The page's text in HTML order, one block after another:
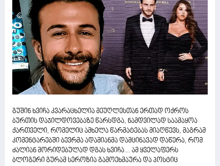
გუშინ ხვიჩა კვარაცხელია მეუღლესთან ერთად ოქროს
ბურთის დაჯილდოვებაზე წარსდგა, ნამდვილად საამაყოა
ქართველი, რომელიც ამხელა წარმატებას მიაღწევს, მაგრამ
კომენტარებში ბევრმა ადამიანმა დამცინავად დაწერა, რომ
ძალიან მორიდებულად დგას ხვიჩა... ამ ყველაფერს
ბლოგერი გურამ სეროზია გამოეხმაურა და პოსტიც